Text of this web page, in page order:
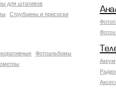
для штативов
Струбцины и присоски
Фотоальбомы